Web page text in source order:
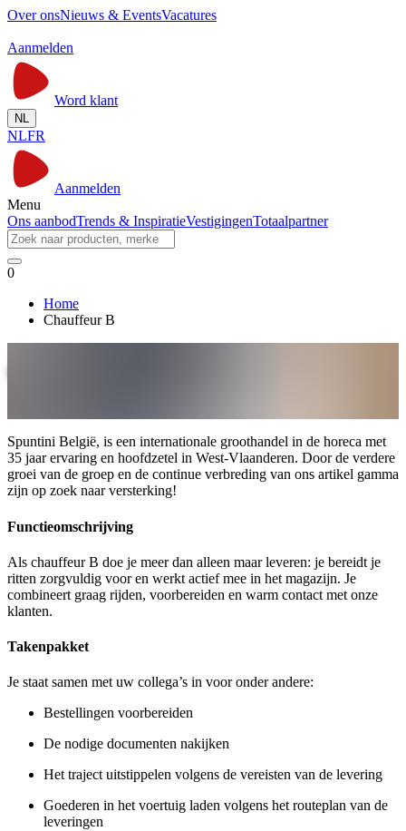
Over onsNieuws & EventsVacatures
Aanmelden
Word klant
NL
NLFR
Aanmelden
Menu
Ons aanbodTrends & InspiratieVestigingenTotaalpartner
0
Home
Chauffeur B
Spuntini België, is een internationale groothandel in de horeca met
35 jaar ervaring en hoofdzetel in West-Vlaanderen. Door de verdere
groei van de groep en de continue verbreding van ons artikel gamma
zijn op zoek naar versterking!
Functieomschrijving
Als chauffeur B doe je meer dan alleen maar leveren: je bereidt je
ritten zorgvuldig voor en werkt actief mee in het magazijn. Je
combineert graag rijden, voorbereiden en warm contact met onze
klanten.
Takenpakket
Je staat samen met uw collega’s in voor onder andere:
Bestellingen voorbereiden
De nodige documenten nakijken
Het traject uitstippelen volgens de vereisten van de levering
Goederen in het voertuig laden volgens het routeplan van de
leveringen